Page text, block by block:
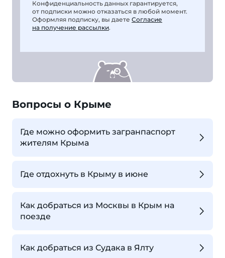
Конфиденциальность данных гарантируется,
от подписки можно отказаться в любой момент.
Оформляя подписку, вы даете Согласие
на получение рассылки.
Вопросы о Крыме
Где можно оформить загранпаспорт
жителям Крыма
Где отдохнуть в Крыму в июне
Как добраться из Москвы в Крым на
поезде
Как добраться из Судака в Ялту